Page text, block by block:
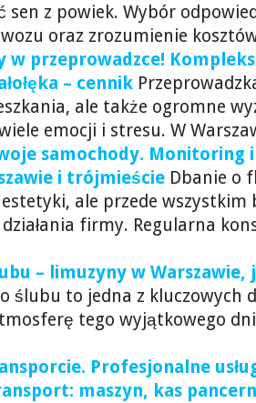
sen z powiek. Wybór
oraz zrozumienie
w przeprowadzce!
– cennik
ale także ogromne
emocji i stresu. W
samochody. Monitoring
i trójmieście Dbanie o
ale przede wszystkim
firmy. Regularna
– limuzyny w Warszawie,
ślubu to jedna z kluczowych
tego wyjątkowego
Profesjonalne
maszyn, kas